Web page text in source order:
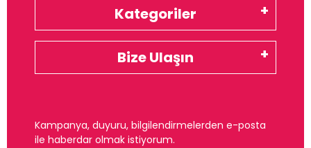
Kategoriler
Bize Ulaşın
Kampanya, duyuru, bilgilendirmelerden e-posta
ile haberdar olmak istiyorum.